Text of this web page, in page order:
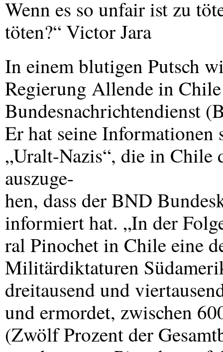
Wenn es so unfair ist zu
töten?“ Victor Jara
In einem blutigen Putsch
Regierung Allende in
Bundesnachrichtendienst (
Er hat seine
„Uralt-Nazis“, die in Chile
auszuge-
hen, dass derBND
informiert hat. „In der
ral Pinochet in Chile eine
Militärdiktaturen
dreitausend und
und ermordet, zwischen
(Zwölf Prozent der